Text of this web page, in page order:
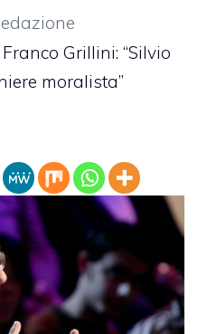
Franco Grillini: “Silvio
moralista”